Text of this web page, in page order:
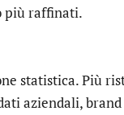
più raffinati.
statistica. Più
aziendali,